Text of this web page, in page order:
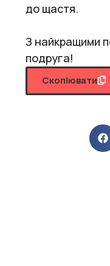
до щастя.
З найкращими
подруга!
Скопіювати